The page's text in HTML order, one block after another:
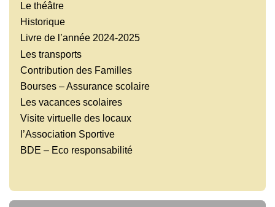
Le théâtre
Historique
Livre de l’année 2024-2025
Les transports
Contribution des Familles
Bourses – Assurance scolaire
Les vacances scolaires
Visite virtuelle des locaux
l’Association Sportive
BDE – Eco responsabilité